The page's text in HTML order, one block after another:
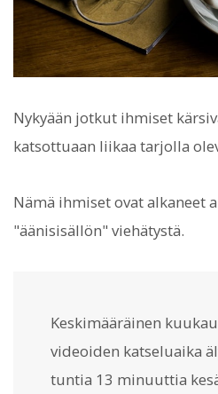
Nykyään jotkut ihmiset
katsottuaan liikaa tarjolla
Nämä ihmiset ovat alkaneet
"äänisisällön" viehätystä.
Keskimääräinen
videoiden katseluaika
tuntia 13 minuuttia